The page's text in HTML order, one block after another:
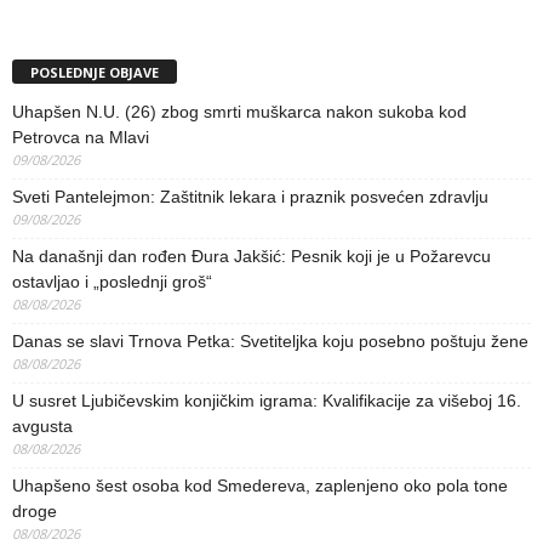
POSLEDNJE OBJAVE
Uhapšen N.U. (26) zbog smrti muškarca nakon sukoba kod
Petrovca na Mlavi
09/08/2026
Sveti Pantelejmon: Zaštitnik lekara i praznik posvećen zdravlju
09/08/2026
Na današnji dan rođen Đura Jakšić: Pesnik koji je u Požarevcu
ostavljao i „poslednji groš“
08/08/2026
Danas se slavi Trnova Petka: Svetiteljka koju posebno poštuju žene
08/08/2026
U susret Ljubičevskim konjičkim igrama: Kvalifikacije za višeboj 16.
avgusta
08/08/2026
Uhapšeno šest osoba kod Smedereva, zaplenjeno oko pola tone
droge
08/08/2026